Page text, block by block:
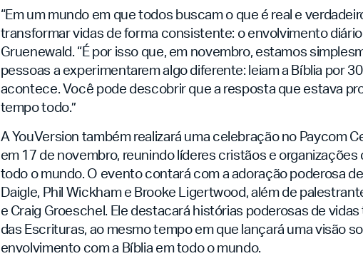
“Em um mundo em que todos buscam o que é real e
transformar vidas de forma consistente: o envolvimento
Gruenewald. “É por isso que, em novembro, estamos
pessoas a experimentarem algo diferente: leiam a Bíblia por
acontece. Você pode descobrir que a resposta que estava
tempo todo.”
A YouVersion também realizará uma celebração no Paycom
em 17 de novembro, reunindo líderes cristãos e organizações
todo o mundo. O evento contará com a adoração poderosa
Daigle, Phil Wickham e Brooke Ligertwood, além de
e Craig Groeschel. Ele destacará histórias poderosas de
das Escrituras, ao mesmo tempo em que lançará uma visão
envolvimento com a Bíblia em todo o mundo.